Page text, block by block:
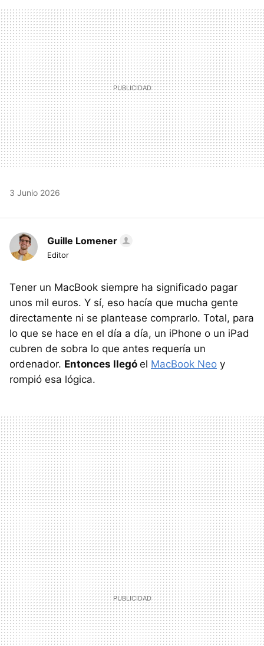
MAIL
3 Junio 2026
Guille Lomener
Editor
Tener un MacBook siempre ha significado pagar
unos mil euros. Y sí, eso hacía que mucha gente
directamente ni se plantease comprarlo. Total, para
lo que se hace en el día a día, un iPhone o un iPad
cubren de sobra lo que antes requería un
ordenador. Entonces llegó el MacBook Neo y
rompió esa lógica.